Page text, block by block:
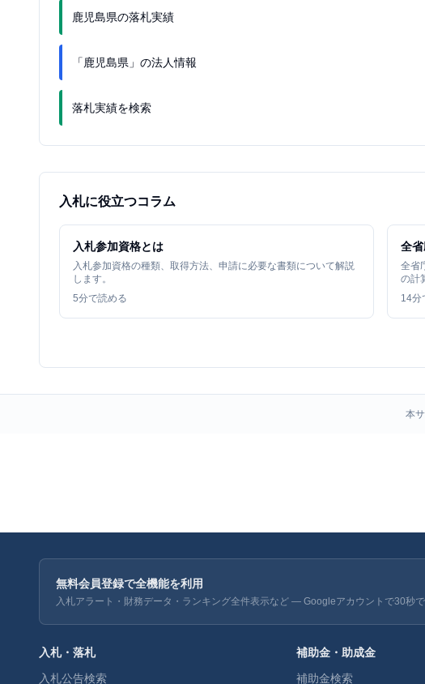
鹿児島県の落札実績
「鹿児島県」の法人情報
落札実績を検索
入札に役立つコラム
入札参加資格とは
入札参加資格の種類、取得方法、申請に必要な書類について解説
します。
5分で読める
全
全省
の計
14分
本
無料会員登録で全機能を利用
入札アラート・財務データ・ランキング全件表示など — Googleアカウントで30秒
入札・落札
入札公告検索
補助金・助成金
補助金検索